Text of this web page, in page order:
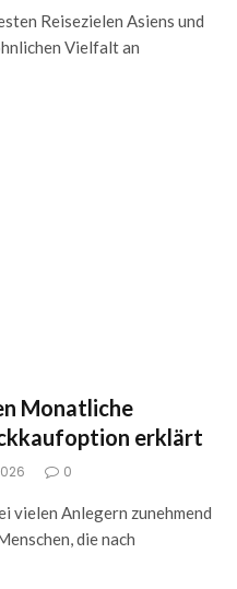
Reisezielen Asiens und
Vielfalt an
Monatliche
erklärt
0
vielen Anlegern zunehmend
die nach